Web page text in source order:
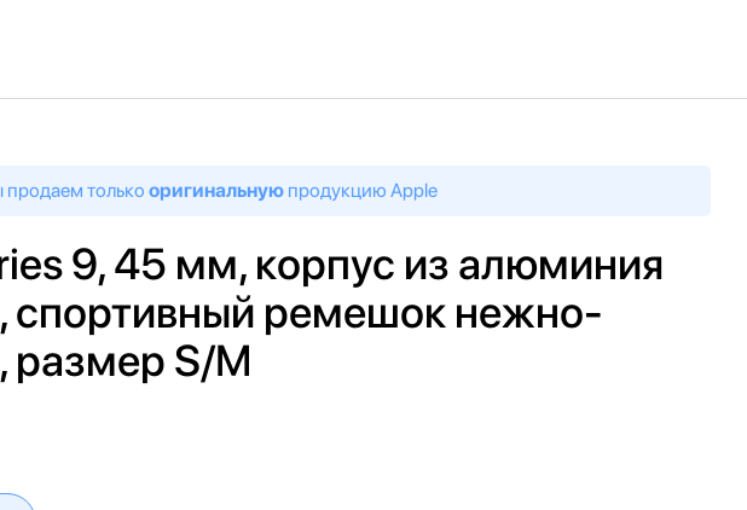
только оригинальную продукцию Apple
9, 45 мм, корпус из алюминия
спортивный ремешок нежно-
размер S/M